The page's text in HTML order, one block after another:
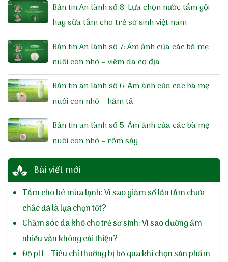
Bản tin An lành số 8: Lựa chọn nước tắm gội
hay sữa tắm cho trẻ sơ sinh việt nam
Bản tin An lành số 7: Ám ảnh của các bà mẹ
nuôi con nhỏ – viêm da cơ địa
Bản tin an lành số 6: Ám ảnh của các bà mẹ
nuôi con nhỏ – hăm tã
Bản tin an lành số 5: Ám ảnh của các bà mẹ
nuôi con nhỏ – rôm sảy
Bài viết mới
Tắm cho bé mùa lạnh: Vì sao giảm số lần tắm chưa
chắc đã là lựa chọn tốt?
Chăm sóc da khô cho trẻ sơ sinh: Vì sao dưỡng ẩm
nhiều vẫn không cải thiện?
Độ pH – Tiêu chí thường bị bỏ qua khi chọn sản phẩm